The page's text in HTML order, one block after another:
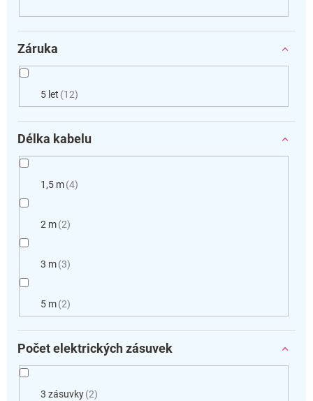
Záruka
5 let 12
Délka kabelu
1,5 m 4
2 m 2
3 m 3
5 m 2
Počet elektrických zásuvek
3 zásuvky 2